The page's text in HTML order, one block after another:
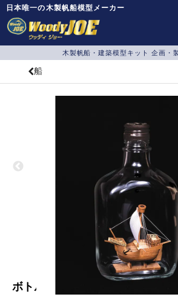
日本唯一の木製帆船模型メーカー
木製帆船・建築模型キット 企画・
船
ボトルシップ No.3 カタロニア船